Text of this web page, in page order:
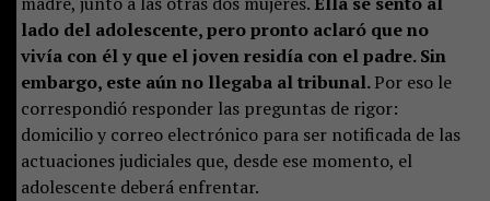
lado del adolescente, pero pronto aclaró que no
vivía con él y que el joven residía con el padre. Sin
embargo, este aún no llegaba al tribunal.Por eso le
correspondió responder las preguntas de rigor:
domicilio y correo electrónico para ser notificada de las
actuaciones judiciales que, desde ese momento, el
adolescente deberá enfrentar.